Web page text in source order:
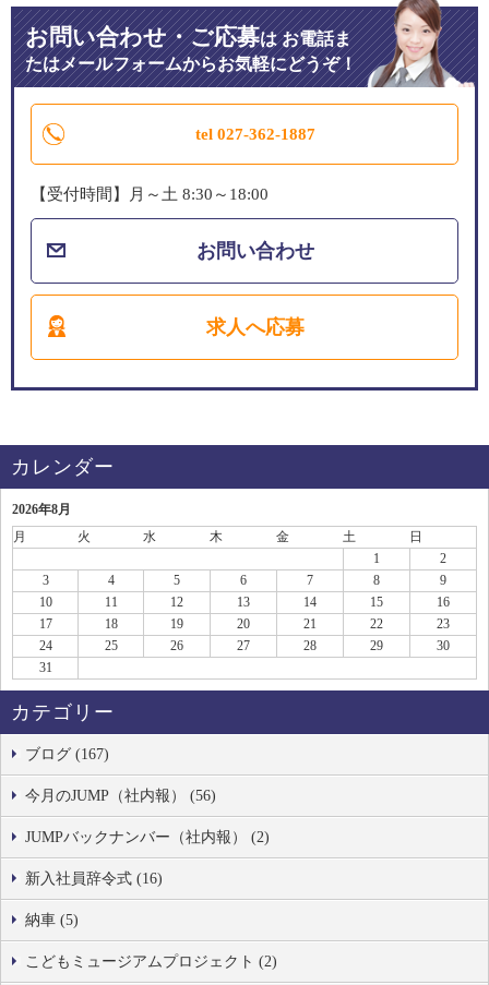
お問い合わせ・ご応募はお電話ま
たはメールフォームからお気軽にどうぞ！
tel 027-362-1887
【受付時間】月～土 8:30～18:00
お問い合わせ
求人へ応募
カレンダー
2026年8月
月
火 水 木 金 土
日
1
2
3
4 5 6 7 8
9
10
11 12 13 14 15
16
17
18 19 20 21 22
23
24
25 26 27 28 29
30
31
カテゴリー
ブログ (167)
今月のJUMP（社内報） (56)
JUMPバックナンバー（社内報） (2)
新入社員辞令式 (16)
納車 (5)
こどもミュージアムプロジェクト (2)